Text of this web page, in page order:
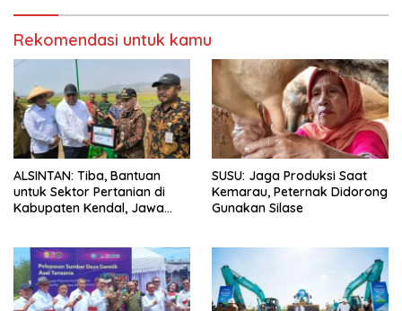
Rekomendasi untuk kamu
ALSINTAN: Tiba, Bantuan
untuk Sektor Pertanian di
Kabupaten Kendal, Jawa
SUSU: Jaga Produksi Saat
Kemarau, Peternak Didorong
Gunakan Silase